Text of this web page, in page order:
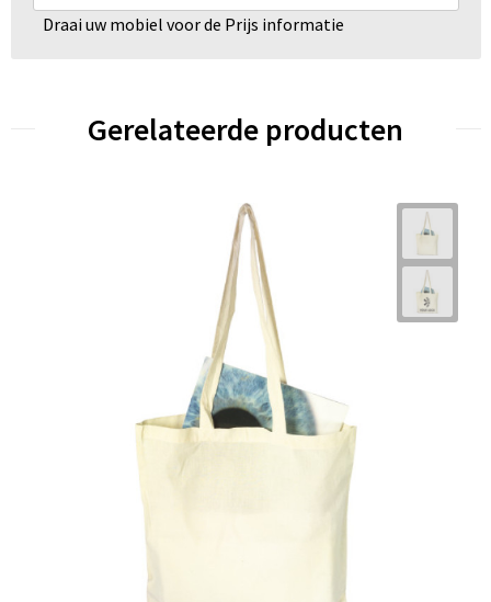
Draai uw mobiel voor de Prijs informatie
Gerelateerde producten